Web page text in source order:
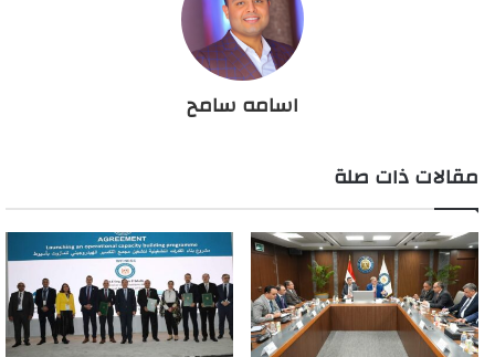
اسامه سامح
مقالات ذات صلة